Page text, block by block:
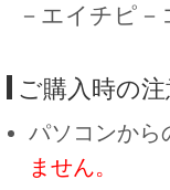
－エイチピ
ご購入時の
パソコンから
ません。